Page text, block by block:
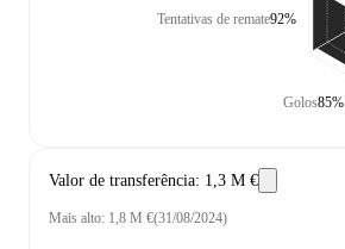
Tentativas de remate92%
Golos85%
Valor de transferência: 1,3 M €
Mais alto: 1,8 M €(31/08/2024)